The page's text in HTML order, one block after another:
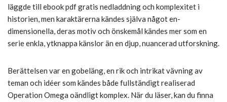
läggde till ebook pdf gratis nedladdning och komplexitet i
historien, men karaktärerna kändes själva något en-
dimensionella, deras motiv och önskemål kändes mer som en
serie enkla, ytknappa känslor än en djup, nuancerad utforskning.
Berättelsen var en gobeläng, en rik och intrikat vävning av
teman och idéer som kändes både fullständigt realiserad
Operation Omega oändligt komplex. När du läser, kan du finna